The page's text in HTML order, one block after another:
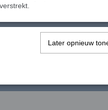
© 2026
Later opnieuw